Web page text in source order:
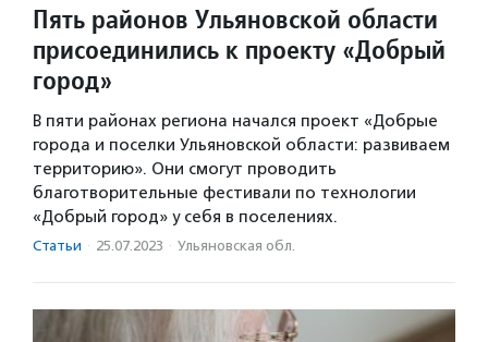
Пять районов Ульяновской области
присоединились к проекту «Добрый
город»
В пяти районах региона начался проект «Добрые
города и поселки Ульяновской области: развиваем
территорию». Они смогут проводить
благотворительные фестивали по технологии
«Добрый город» у себя в поселениях.
Статьи · 25.07.2023 · Ульяновская обл.